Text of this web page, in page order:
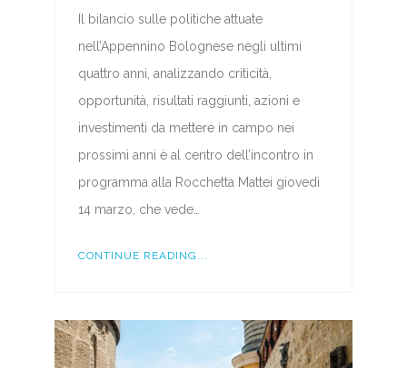
Il bilancio sulle politiche attuate
nell’Appennino Bolognese negli ultimi
quattro anni, analizzando criticità,
opportunità, risultati raggiunti, azioni e
investimenti da mettere in campo nei
prossimi anni è al centro dell’incontro in
programma alla Rocchetta Mattei giovedì
14 marzo, che vede…
CONTINUE READING...